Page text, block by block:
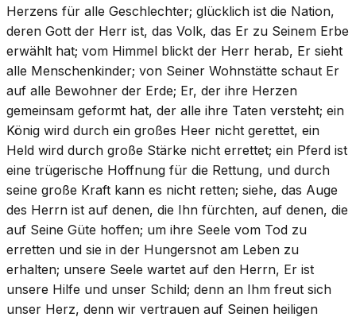
Herzens für alle Geschlechter; glücklich ist die Nation,
deren Gott der Herr ist, das Volk, das Er zu Seinem Erbe
erwählt hat; vom Himmel blickt der Herr herab, Er sieht
alle Menschenkinder; von Seiner Wohnstätte schaut Er
auf alle Bewohner der Erde; Er, der ihre Herzen
gemeinsam geformt hat, der alle ihre Taten versteht; ein
König wird durch ein großes Heer nicht gerettet, ein
Held wird durch große Stärke nicht errettet; ein Pferd ist
eine trügerische Hoffnung für die Rettung, und durch
seine große Kraft kann es nicht retten; siehe, das Auge
des Herrn ist auf denen, die Ihn fürchten, auf denen, die
auf Seine Güte hoffen; um ihre Seele vom Tod zu
erretten und sie in der Hungersnot am Leben zu
erhalten; unsere Seele wartet auf den Herrn, Er ist
unsere Hilfe und unser Schild; denn an Ihm freut sich
unser Herz, denn wir vertrauen auf Seinen heiligen